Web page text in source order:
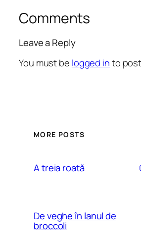
Comments
Leave a Reply
You must be logged into
MORE POSTS
A treia roată
De veghe în lanul de
broccoli